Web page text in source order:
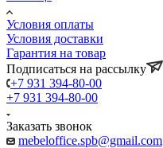
Условия оплаты
Условия доставки
Гарантия на товар
Подписаться на рассылку
+7 931 394-80-00
+7 931 394-80-00
Заказать звонок
mebeloffice.spb@gmail.com